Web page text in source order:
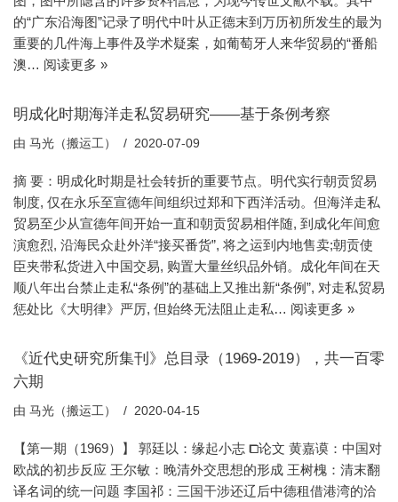
的“广东沿海图”记录了明代中叶从正德末到万历初所发生的最为
重要的几件海上事件及学术疑案，如葡萄牙人来华贸易的“番船
澳… 阅读更多 »
明成化时期海洋走私贸易研究——基于条例考察
由 马光（搬运工） 2020-07-09
摘 要：明成化时期是社会转折的重要节点。明代实行朝贡贸易
制度, 仅在永乐至宣德年间组织过郑和下西洋活动。但海洋走私
贸易至少从宣德年间开始一直和朝贡贸易相伴随, 到成化年间愈
演愈烈, 沿海民众赴外洋“接买番货”, 将之运到内地售卖;朝贡使
臣夹带私货进入中国交易, 购置大量丝织品外销。成化年间在天
顺八年出台禁止走私“条例”的基础上又推出新“条例”, 对走私贸易
惩处比《大明律》严厉, 但始终无法阻止走私… 阅读更多 »
《近代史研究所集刊》总目录（1969-2019），共一百零
六期
由 马光（搬运工） 2020-04-15
【第一期（1969）】 郭廷以：缘起小志 ⧠论文 黄嘉谟：中国对
欧战的初步反应 王尔敏：晚清外交思想的形成 王树槐：清末翻
译名词的统一问题 李国祁：三国干涉还辽后中德租借港湾的洽